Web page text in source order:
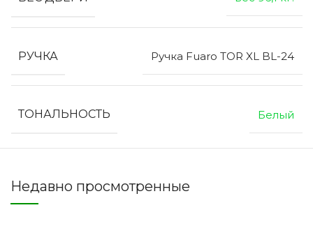
РУЧКА Ручка Fuaro TOR XL BL-24
ТОНАЛЬНОСТЬ Белый
Недавно просмотренные